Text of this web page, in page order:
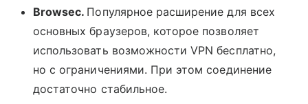
Browsec. Популярное расширение для всех
основных браузеров, которое позволяет
использовать возможности VPN бесплатно,
но с ограничениями. При этом соединение
достаточно стабильное.